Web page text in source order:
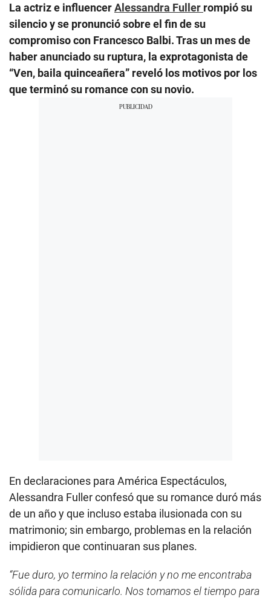
La actriz e influencerAlessandra Fuller rompió su
silencio y se pronunció sobre el fin de su
compromiso con Francesco Balbi. Tras un mes de
haber anunciado su ruptura, la exprotagonista de
“Ven, baila quinceañera” reveló los motivos por los
que terminó su romance con su novio.
En declaraciones para América Espectáculos,
Alessandra Fuller confesó que su romance duró más
de un año y que incluso estaba ilusionada con su
matrimonio; sin embargo, problemas en la relación
impidieron que continuaran sus planes.
“Fue duro, yo termino la relación y no me encontraba
sólida para comunicarlo. Nos tomamos el tiempo para